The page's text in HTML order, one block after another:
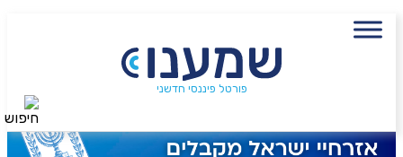
פורטל פיננסי חדשני
שם מלא
פעולה נדרשת
חיפוש